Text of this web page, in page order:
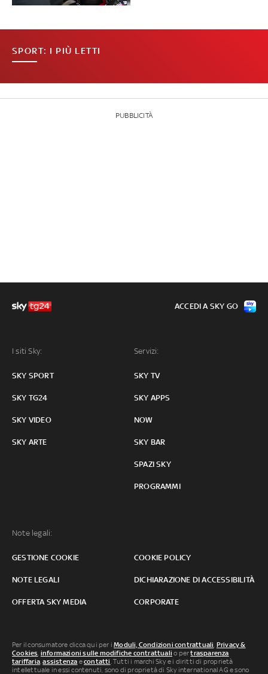
SPORT: I PIÙ LETTI
PUBBLICITÀ
I siti Sky:
SKY SPORT
SKY TG24
SKY VIDEO
SKY ARTE
Servizi:
SKY TV
SKY APPS
NOW
SKY BAR
SPAZI SKY
PROGRAMMI
Note legali:
GESTIONE COOKIE COOKIE POLICY
NOTE LEGALI DICHIARAZIONE DI ACCESSIBILITÀ
OFFERTA SKY MEDIA CORPORATE
ACCEDI A SKY GO
Per il consumatore clicca qui per iModuli, Condizioni contrattuali, Privacy &
Cookies, informazioni sulle modifiche contrattuali o pertrasparenza
tariffaria,assistenza econtatti. Tutti i marchi Sky e i diritti di proprietà
intellettuale in essi contenuti, sono di proprietà di Sky international AG e sono